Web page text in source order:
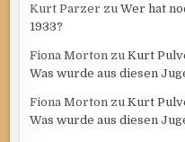
Kurt Parzer zuWer hat
1933?
Fiona Morton zuKurt
Was wurde aus diesen
Fiona Morton zuKurt
Was wurde aus diesen